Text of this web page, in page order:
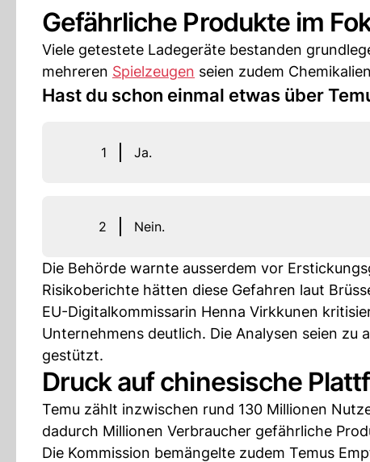
Gefährliche Produkte im
Viele getestete Ladegeräte bestanden
mehreren Spielzeugen seien zudem
Hast du schon einmal etwas über
1 Ja.
2 Nein.
Die Behörde warnte ausserdem vor
Risikoberichte hätten diese Gefahren laut
EU-Digitalkommissarin Henna Virkkunen
Unternehmens deutlich. Die Analysen seien
gestützt.
Druck auf chinesische
Temu zählt inzwischen rund 130 Millionen
dadurch Millionen Verbraucher gefährliche
Die Kommission bemängelte zudem Temus